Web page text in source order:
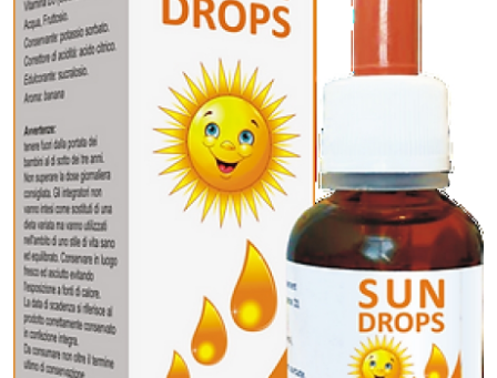
Sorğular
Klinikalar
Həkimlər
AZ